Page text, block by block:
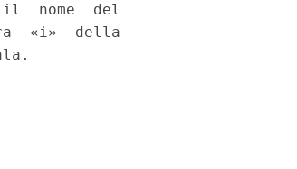
nome  del
«i»  della